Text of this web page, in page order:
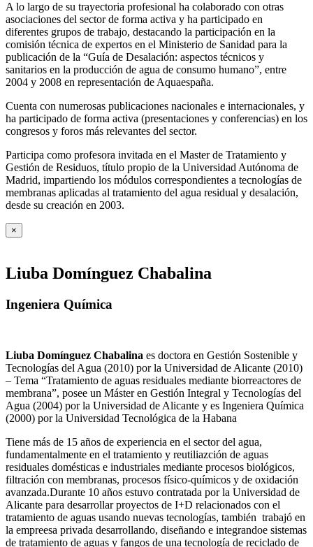
A lo largo de su trayectoria profesional ha colaborado con otras
asociaciones del sector de forma activa y ha participado en
diferentes grupos de trabajo, destacando la participación en la
comisión técnica de expertos en el Ministerio de Sanidad para la
publicación de la “Guía de Desalación: aspectos técnicos y
sanitarios en la producción de agua de consumo humano”, entre
2004 y 2008 en representación de Aquaespaña.
Cuenta con numerosas publicaciones nacionales e internacionales, y
ha participado de forma activa (presentaciones y conferencias) en los
congresos y foros más relevantes del sector.
Participa como profesora invitada en el Master de Tratamiento y
Gestión de Residuos, título propio de la Universidad Autónoma de
Madrid, impartiendo los módulos correspondientes a tecnologías de
membranas aplicadas al tratamiento del agua residual y desalación,
desde su creación en 2003.
×
Liuba Domínguez Chabalina
Ingeniera Química
Liuba Domínguez Chabalina es doctora en Gestión Sostenible y
Tecnologías del Agua (2010) por la Universidad de Alicante (2010)
– Tema “Tratamiento de aguas residuales mediante biorreactores de
membrana”, posee un Máster en Gestión Integral y Tecnologías del
Agua (2004) por la Universidad de Alicante y es Ingeniera Química
(2000) por la Universidad Tecnológica de la Habana
Tiene más de 15 años de experiencia en el sector del agua,
fundamentalmente en el tratamiento y reutiliazción de aguas
residuales domésticas e industriales mediante procesos biológicos,
filtración con membranas, procesos físico-químicos y de oxidación
avanzada.Durante 10 años estuvo contratada por la Universidad de
Alicante para desarrollar proyectos de I+D relacionados con el
tratamiento de aguas usando nuevas tecnologías, también trabajó en
la empreesa privada desarrollando, diseñando e integrandoe sistemas
de tratamiento de aguas y fangos de una tecnología de reciclado de